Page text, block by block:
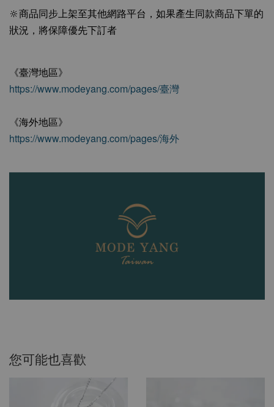
🔆商品同步上架至其他網路平台，如果產生同款商品下單的
狀況，將保障優先下訂者
《臺灣地區》
https://www.modeyang.com/pages/臺灣
《海外地區》
https://www.modeyang.com/pages/海外
您可能也喜歡